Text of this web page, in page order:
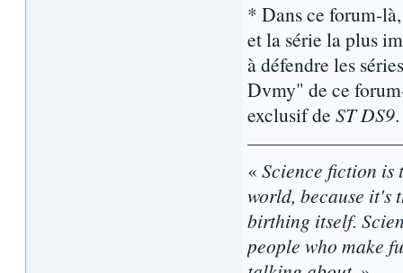
* Dans ce forum-
et la série la plus
à défendre les
Dvmy" de ce
exclusif de ST DS9
« Science fiction is
world, because it's
birthing itself.
people who make